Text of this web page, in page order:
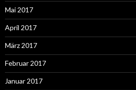
Mai 2017
April 2017
März 2017
Februar 2017
Januar 2017